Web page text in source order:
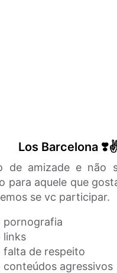
Los Barcelona
de amizade e não
para aquele que
se vc participar.
pornografia
links
falta de respeito
conteúdos agressivos